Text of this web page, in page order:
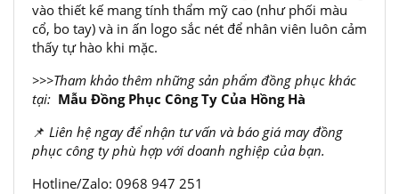
vào thiết kế mang tính thẩm mỹ cao (như phối màu
cổ, bo tay) và in ấn logo sắc nét để nhân viên luôn cảm
thấy tự hào khi mặc.
>>>Tham khảo thêm những sản phẩm đồng phục khác
tại: Mẫu Đồng Phục Công Ty Của Hồng Hà
📌 Liên hệ ngay để nhận tư vấn và báo giá may đồng
phục công ty phù hợp với doanh nghiệp của bạn.
Hotline/Zalo: 0968 947 251